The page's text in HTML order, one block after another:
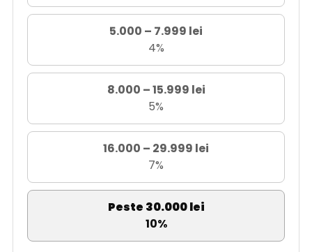
5.000 – 7.999 lei
4%
8.000 – 15.999 lei
5%
16.000 – 29.999 lei
7%
Peste 30.000 lei
10%